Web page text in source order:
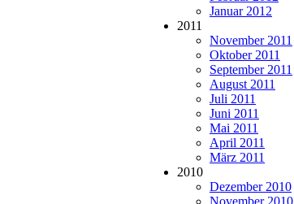
Januar 2012
2011
November 2011
Oktober 2011
September 2011
August 2011
Juli 2011
Juni 2011
Mai 2011
April 2011
März 2011
2010
Dezember 2010
November 2010